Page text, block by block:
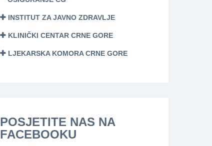
INSTITUT ZA JAVNO ZDRAVLJE
KLINIČKI CENTAR CRNE GORE
LJEKARSKA KOMORA CRNE GORE
POSJETITE NAS NA
FACEBOOKU